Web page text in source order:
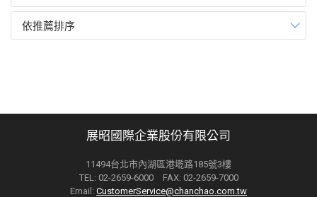
依推薦排序
展昭國際企業股份有限公司
11494台北市內湖區港墘路185號3樓
TEL: 02-2659-6000 FAX: 02-2659-7000
Email: CustomerService@chanchao.com.tw